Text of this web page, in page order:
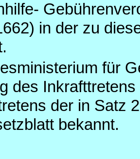
in der zu
für
des
der in Satz
bekannt.